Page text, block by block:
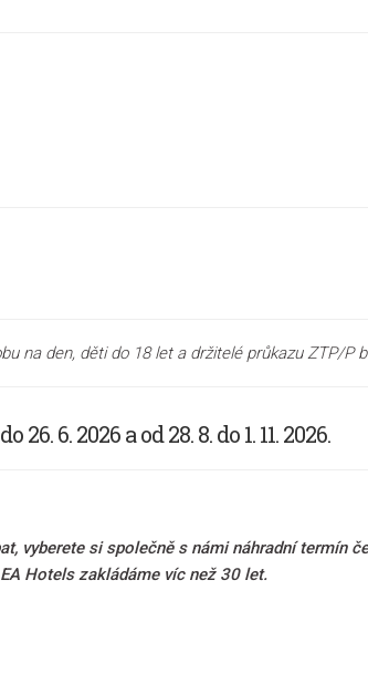
na den, děti do 18 let a držitelé průkazu ZTP/P
26. 6. 2026a od 28. 8. do 1. 11. 2026.
vyberete si společně s námi náhradní termín
Hotels zakládáme víc než 30 let.